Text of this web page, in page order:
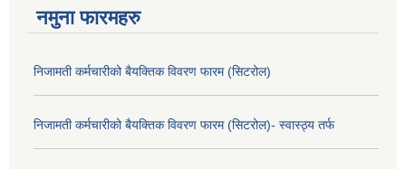
नमुना फारमहरु
निजामती कर्मचारीको बैयक्तिक विवरण फारम (सिटरोल)
निजामती कर्मचारीको बैयक्तिक विवरण फारम (सिटरोल)- स्वास्ठ्य तर्फ